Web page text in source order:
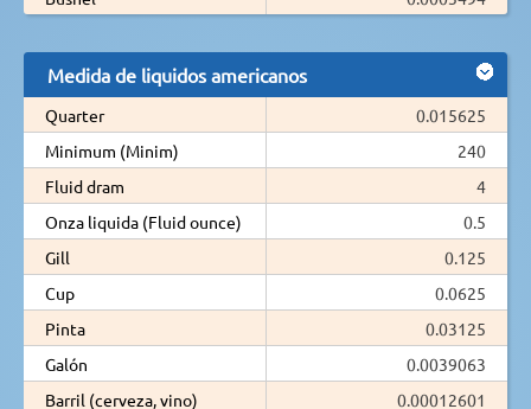
Medida de liquidos americanos
Quarter
0.015625
Minimum (Minim)
240
Fluid dram
4
Onza liquida (Fluid ounce)
0.5
Gill
0.125
Cup
0.0625
Pinta
0.03125
Galón
0.0039063
Barril (cerveza, vino)
0.00012601